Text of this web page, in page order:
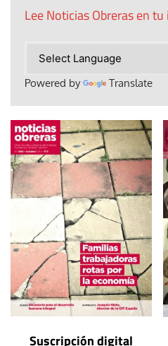
Lee Noticias Obreras en
Powered by Translate
Suscripción digital